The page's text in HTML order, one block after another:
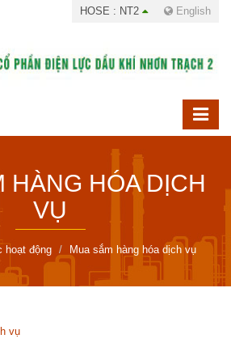
HOSE : NT2 English
HÀNG HÓA DỊCH
VỤ
hoạt động Mua sắm hàng hóa dịch vụ
vụ